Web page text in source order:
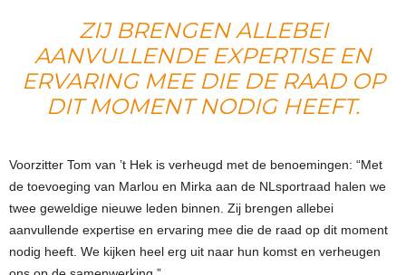
ZIJ BRENGEN ALLEBEI
AANVULLENDE EXPERTISE EN
ERVARING MEE DIE DE RAAD OP
DIT MOMENT NODIG HEEFT.
Voorzitter Tom van ’t Hek is verheugd met de benoemingen: “Met
de toevoeging van Marlou en Mirka aan de NLsportraad halen we
twee geweldige nieuwe leden binnen. Zij brengen allebei
aanvullende expertise en ervaring mee die de raad op dit moment
nodig heeft. We kijken heel erg uit naar hun komst en verheugen